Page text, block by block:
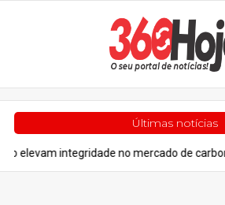
Últimas notícias
no mercado de carbono